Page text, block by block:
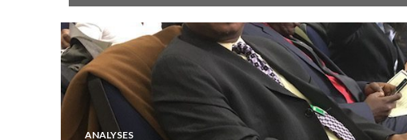
ANALYSES